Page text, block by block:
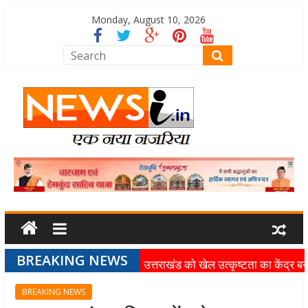
Monday, August 10, 2026
BREAKING NEWS
उत्तराखंड को खेल उत्कृष्टता का केंद्र
स्पोर्ट्स यूनिवर्सिटी परियोजना
BREAKING NEWS